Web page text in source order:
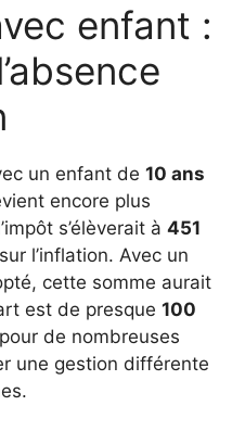
enfant :
un enfant de 10 ans
encore plus
s’élèverait à 451
l’inflation. Avec un
cette somme aurait
est de presque 100
de nombreuses
une gestion différente